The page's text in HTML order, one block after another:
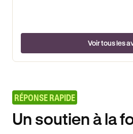
Voir tous les
RÉPONSE RAPIDE
Un soutien à la